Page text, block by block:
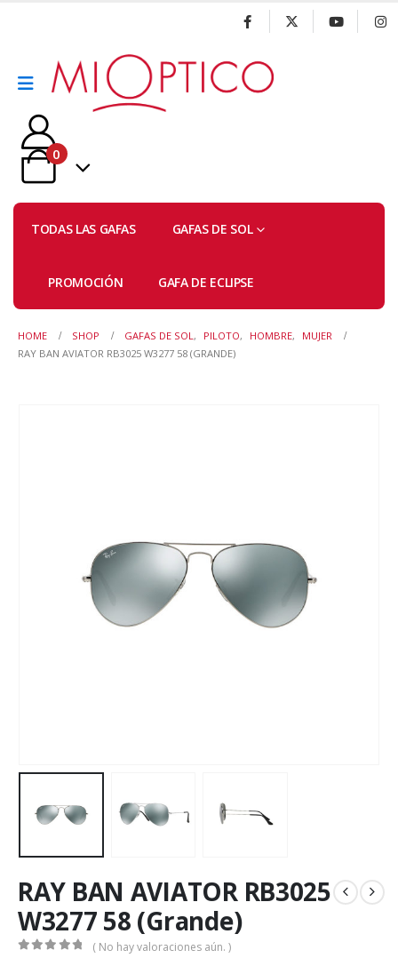
0
TODAS LAS GAFAS GAFAS DE SOL
PROMOCIÓN GAFA DE ECLIPSE
HOME SHOP GAFAS DE SOL, PILOTO, HOMBRE,
MUJER
RAY BAN AVIATOR RB3025 W3277 58 (GRANDE)
RAY BAN AVIATOR RB3025
W3277 58 (Grande)
( No hay valoraciones aún. )